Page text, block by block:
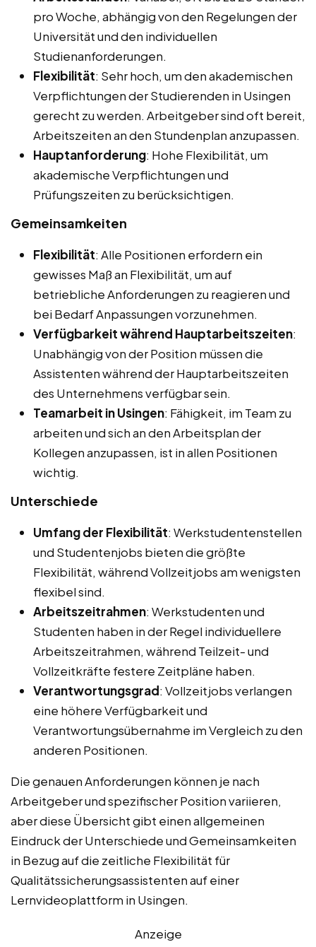
pro Woche, abhängig von den Regelungen der
Universität und den individuellen
Studienanforderungen.
Flexibilität: Sehr hoch, um den akademischen
Verpflichtungen der Studierenden in Usingen
gerecht zu werden. Arbeitgeber sind oft bereit,
Arbeitszeiten an den Stundenplan anzupassen.
Hauptanforderung: Hohe Flexibilität, um
akademische Verpflichtungen und
Prüfungszeiten zu berücksichtigen.
Gemeinsamkeiten
Flexibilität: Alle Positionen erfordern ein
gewisses Maß an Flexibilität, um auf
betriebliche Anforderungen zu reagieren und
bei Bedarf Anpassungen vorzunehmen.
Verfügbarkeit während Hauptarbeitszeiten:
Unabhängig von der Position müssen die
Assistenten während der Hauptarbeitszeiten
des Unternehmens verfügbar sein.
Teamarbeit in Usingen: Fähigkeit, im Team zu
arbeiten und sich an den Arbeitsplan der
Kollegen anzupassen, ist in allen Positionen
wichtig.
Unterschiede
Umfang der Flexibilität: Werkstudentenstellen
und Studentenjobs bieten die größte
Flexibilität, während Vollzeitjobs am wenigsten
flexibel sind.
Arbeitszeitrahmen: Werkstudenten und
Studenten haben in der Regel individuellere
Arbeitszeitrahmen, während Teilzeit- und
Vollzeitkräfte festere Zeitpläne haben.
Verantwortungsgrad: Vollzeitjobs verlangen
eine höhere Verfügbarkeit und
Verantwortungsübernahme im Vergleich zu den
anderen Positionen.
Die genauen Anforderungen können je nach
Arbeitgeber und spezifischer Position variieren,
aber diese Übersicht gibt einen allgemeinen
Eindruck der Unterschiede und Gemeinsamkeiten
in Bezug auf die zeitliche Flexibilität für
Qualitätssicherungsassistenten auf einer
Lernvideoplattform in Usingen.
Anzeige